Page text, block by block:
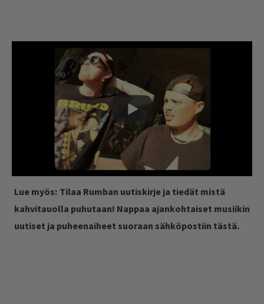
Lue myös: Tilaa Rumban uutiskirje ja tiedät mistä
kahvitauolla puhutaan! Nappaa ajankohtaiset musiikin
uutiset ja puheenaiheet suoraan sähköpostiin tästä.